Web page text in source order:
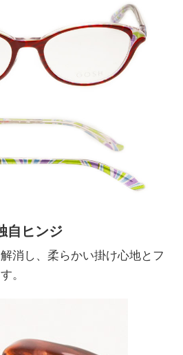
自ヒンジ
消し、柔らかい掛け心地とフ
。